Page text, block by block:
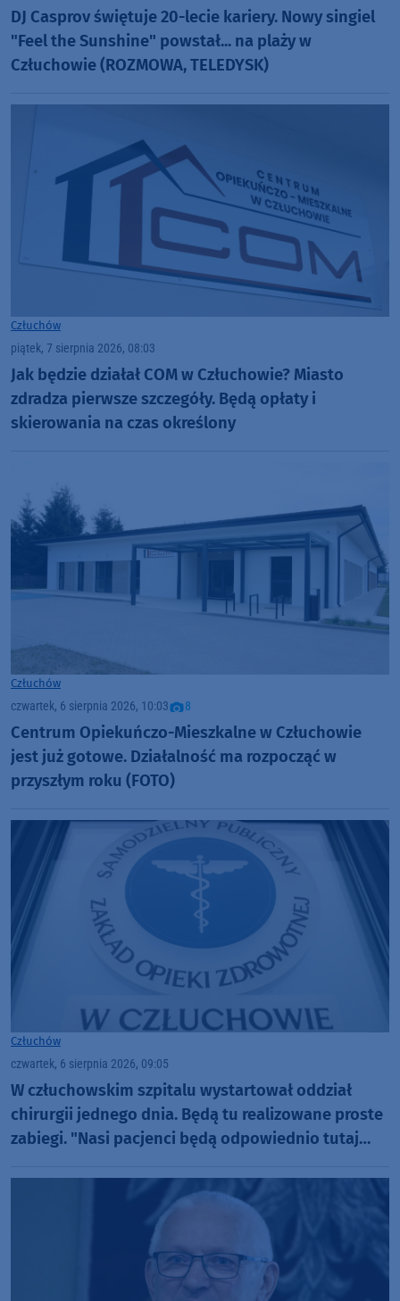
DJ Casprov świętuje 20-lecie kariery. Nowy singiel
"Feel the Sunshine" powstał... na plaży w
Człuchowie (ROZMOWA, TELEDYSK)
Człuchów
piątek, 7 sierpnia 2026, 08:03
Jak będzie działał COM w Człuchowie? Miasto
zdradza pierwsze szczegóły. Będą opłaty i
skierowania na czas określony
Człuchów
czwartek, 6 sierpnia 2026, 10:03 8
Centrum Opiekuńczo-Mieszkalne w Człuchowie
jest już gotowe. Działalność ma rozpocząć w
przyszłym roku (FOTO)
Człuchów
czwartek, 6 sierpnia 2026, 09:05
W człuchowskim szpitalu wystartował oddział
chirurgii jednego dnia. Będą tu realizowane proste
zabiegi. "Nasi pacjenci będą odpowiednio tutaj